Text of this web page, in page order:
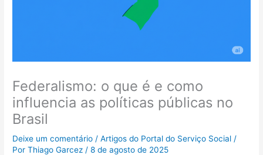
Federalismo: o que é e como
influencia as políticas públicas no
Brasil
Deixe um comentário /Artigos do Portal do Serviço Social /
PorThiago Garcez /8 de agosto de 2025